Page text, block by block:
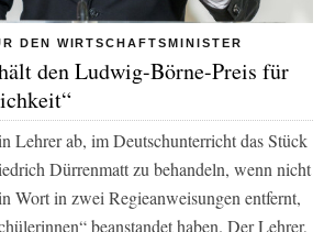
DEN WIRTSCHAFTSMINISTER
den Ludwig-Börne-Preis für
Lehrer ab, im Deutschunterricht das Stück
Dürrenmatt zu behandeln, wenn nicht
Wort in zwei Regieanweisungen entfernt,
beanstandet haben. Der Lehrer,